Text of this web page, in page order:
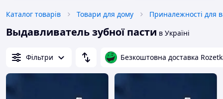
Каталог товарів Товари для дому
Выдавливатель зубної пасти в Україні
Фільтри Безкоштовна доставка